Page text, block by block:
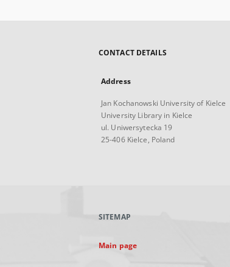
CONTACT DETAILS
Address
Jan Kochanowski University of Kielce
University Library in Kielce
ul. Uniwersytecka 19
25-406 Kielce, Poland
SITEMAP
Main page